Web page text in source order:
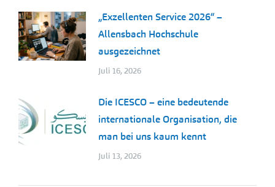
„Exzellenten Service 2026“ –
Allensbach Hochschule
ausgezeichnet
Juli 16, 2026
Die ICESCO – eine bedeutende
internationale Organisation, die
man bei uns kaum kennt
Juli 13, 2026